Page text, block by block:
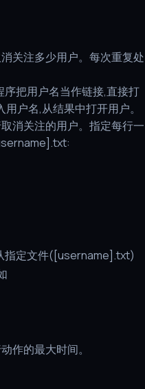
关注多少用户。每次重复处
把用户名当作链接,直接打
户名,从结果中打开用户。
消关注的用户。指定每行一
指定文件([username].txt)
作的最大时间。